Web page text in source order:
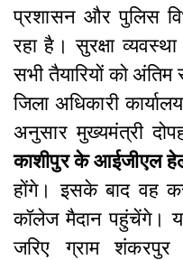
प्रशासन और पुलिस
रहा है। सुरक्षा
सभी तैयारियों को अंतिम
जिला अधिकारी
अनुसार मुख्यमंत्री
काशीपुर के आईजीएल
होंगे। इसके बाद वह
कॉलेज मैदान पहुंचेंगे।
जरिए ग्राम